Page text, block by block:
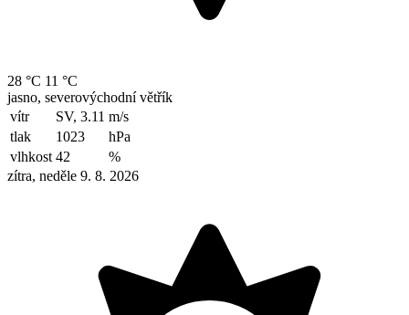
28 °C 11 °C
jasno, severovýchodní větřík
vítr
SV, 3.11 m/s
tlak
1023
hPa
vlhkost 42
%
zítra, neděle 9. 8. 2026